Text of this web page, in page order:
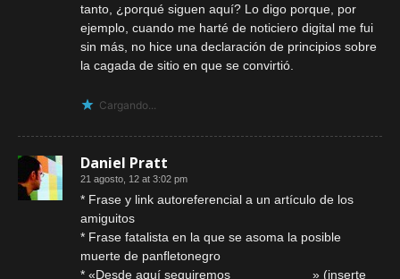
tanto, ¿porqué siguen aquí? Lo digo porque, por
ejemplo, cuando me harté de noticiero digital me fui
sin más, no hice una declaración de principios sobre
la cagada de sitio en que se convirtió.
Cargando...
Daniel Pratt
21 agosto, 12 at 3:02 pm
* Frase y link autoreferencial a un artículo de los
amiguitos
* Frase fatalista en la que se asoma la posible
muerte de panfletonegro
* «Desde aquí seguiremos ___________» (inserte